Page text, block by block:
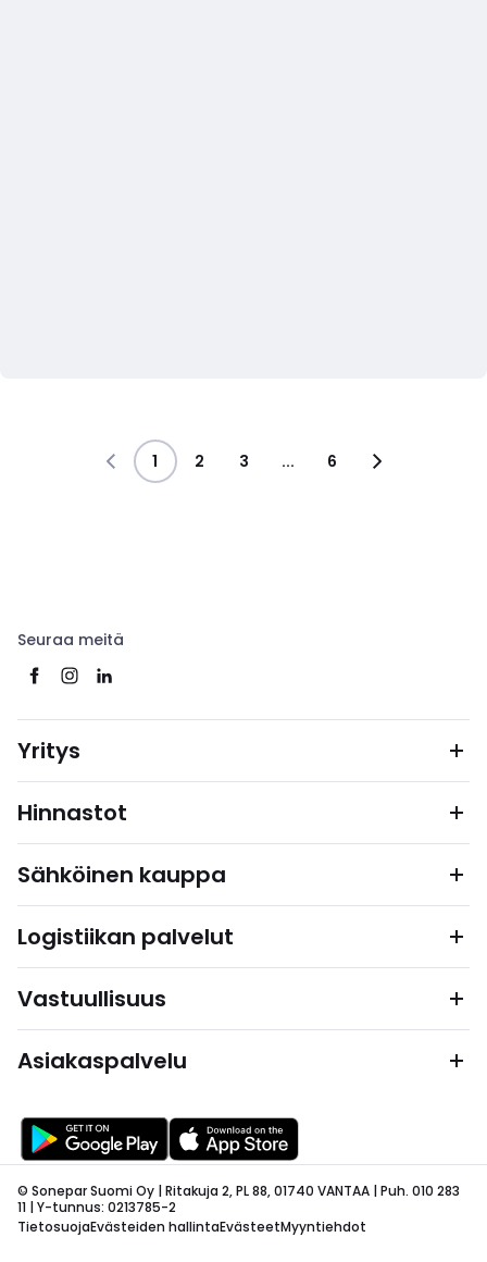
1 2 3 ... 6
Seuraa meitä
Yritys
Hinnastot
Sähköinen kauppa
Logistiikan palvelut
Vastuullisuus
Asiakaspalvelu
© Sonepar Suomi Oy | Ritakuja 2, PL 88, 01740 VANTAA | Puh. 010 283
11 | Y-tunnus: 0213785-2
TietosuojaEvästeiden hallintaEvästeetMyyntiehdot